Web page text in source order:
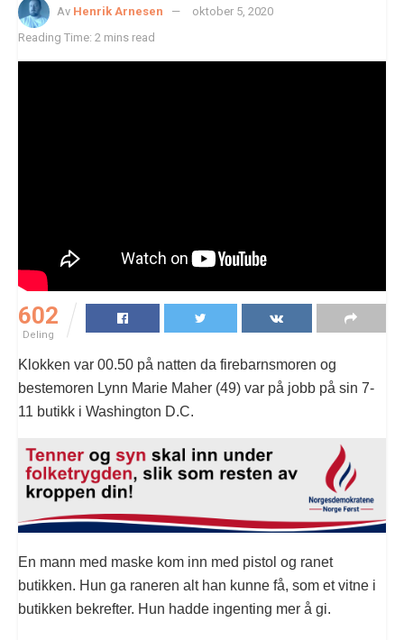
Av Henrik Arnesen
oktober 5, 2020
Reading Time: 2 mins read
602
Deling
Klokken var 00.50 på natten da firebarnsmoren og
bestemoren Lynn Marie Maher (49) var på jobb på sin 7-
11 butikk i Washington D.C.
En mann med maske kom inn med pistol og ranet
butikken. Hun ga raneren alt han kunne få, som et vitne i
butikken bekrefter. Hun hadde ingenting mer å gi.